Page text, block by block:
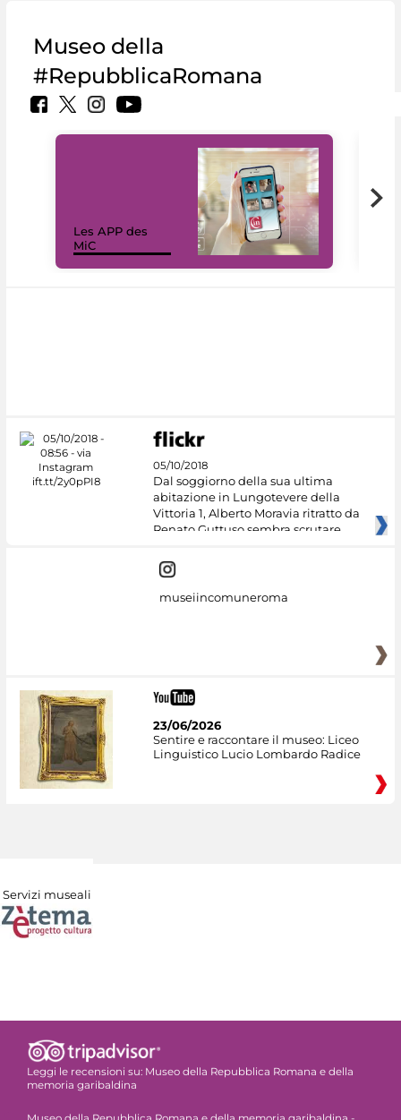
Museo della
#RepubblicaRomana
Les APP des
MiC
05/10/2018
Dal soggiorno della sua ultima
abitazione in Lungotevere della
Vittoria 1, Alberto Moravia ritratto da
Renato Guttuso sembra scrutare
museiincomuneroma
23/06/2026
Sentire e raccontare il museo: Liceo
Linguistico Lucio Lombardo Radice
Servizi museali
Leggi le recensioni su: Museo della Repubblica Romana e della
memoria garibaldina